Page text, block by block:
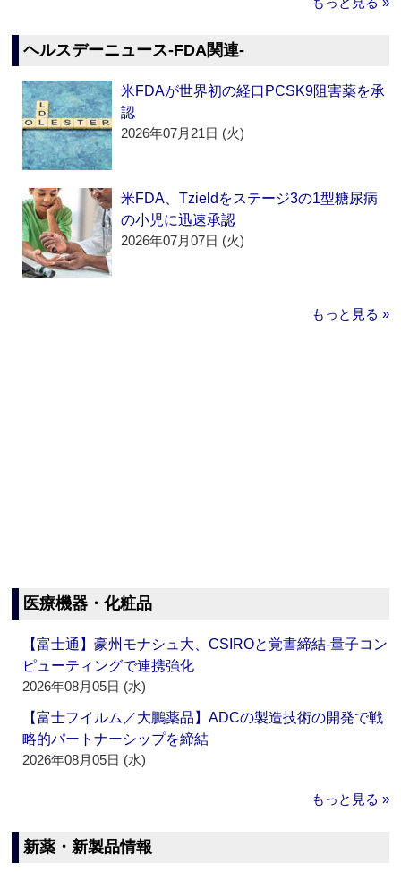
ヘルスデーニュース‐FDA関連‐
米FDAが世界初の経口PCSK9阻害薬を承
認
2026年07月21日 (火)
米FDA、Tzieldをステージ3の1型糖尿病
の小児に迅速承認
2026年07月07日 (火)
もっと見る »
医療機器・化粧品
【富士通】豪州モナシュ大、CSIROと覚書締結‐量子コン
ピューティングで連携強化
2026年08月05日 (水)
【富士フイルム／大鵬薬品】ADCの製造技術の開発で戦
略的パートナーシップを締結
2026年08月05日 (水)
もっと見る »
新薬・新製品情報